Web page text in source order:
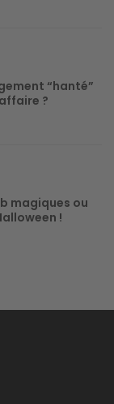
“hanté”
?
magiques ou
!